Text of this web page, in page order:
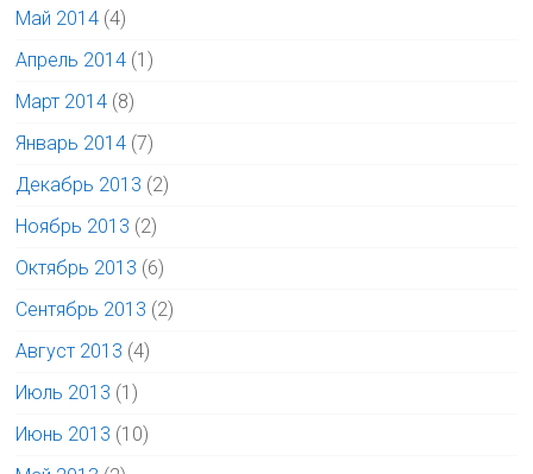
Май 2014 (4)
Апрель 2014 (1)
Март 2014 (8)
Январь 2014 (7)
Декабрь 2013 (2)
Ноябрь 2013 (2)
Октябрь 2013 (6)
Сентябрь 2013 (2)
Август 2013 (4)
Июль 2013 (1)
Июнь 2013 (10)